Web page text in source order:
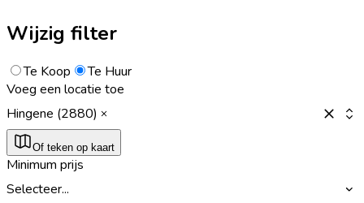
Wijzig filter
Te Koop
Te Huur
Voeg een locatie toe
Hingene (2880)
Of teken op kaart
Minimum prijs
Selecteer...